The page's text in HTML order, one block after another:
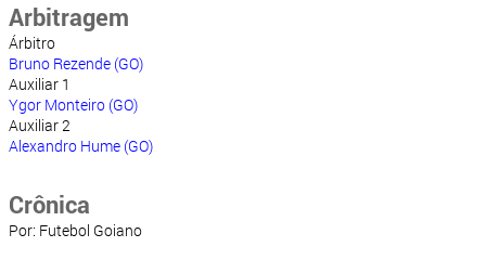
Arbitragem
Árbitro
Bruno Rezende (GO)
Auxiliar 1
Ygor Monteiro (GO)
Auxiliar 2
Alexandro Hume (GO)
Crônica
Por: Futebol Goiano